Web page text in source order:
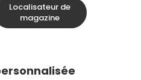
Localisateur de
magazine